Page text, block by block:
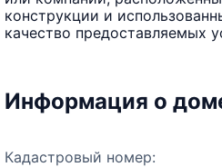
конструкции и
качество предоставляемых
Информация о
Кадастровый номер: